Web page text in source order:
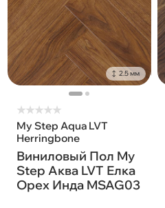
2.5 мм
★★★★★
My Step Aqua LVT
Herringbone
Виниловый Пол My
Step Аква LVT Елка
Орех Инда MSAG03